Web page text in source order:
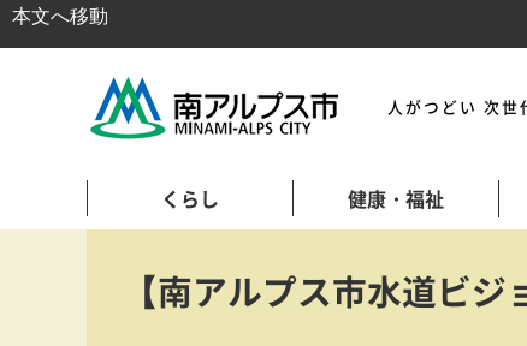
本文へ移動
人がつどい 次世
くらし 健康・福祉
【南アルプス市水道ビ